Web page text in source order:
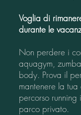
Voglia di
durante le
Non perdere i
aquagym,
body. Prova il
mantenere la
percorso running
parco privato.